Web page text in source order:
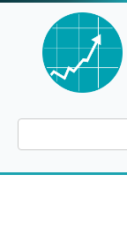
Перейти
контенту
Поиск: